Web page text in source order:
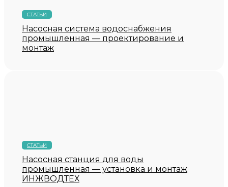
СТАТЬИ
Насосная система водоснабжения
промышленная — проектирование и
монтаж
СТАТЬИ
Насосная станция для воды
промышленная — установка и монтаж
ИНЖВОДТЕХ